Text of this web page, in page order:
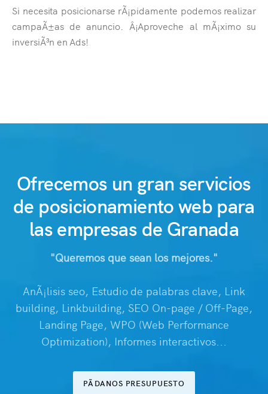
Si necesita posicionarse rÃ¡pidamente podemos realizar
campaÃ±as de anuncio. Â¡Aproveche al mÃ¡ximo su
inversiÃ³n en Ads!
Ofrecemos un gran servicios
de posicionamiento web para
las empresas de Granada
"Queremos que sean los mejores."
AnÃ¡lisis seo, Estudio de palabras clave, Link
building, Linkbuilding, SEO On-page / Off-Page,
Landing Page, WPO (Web Performance
Optimization), Informes interactivos...
PÃDANOS PRESUPUESTO